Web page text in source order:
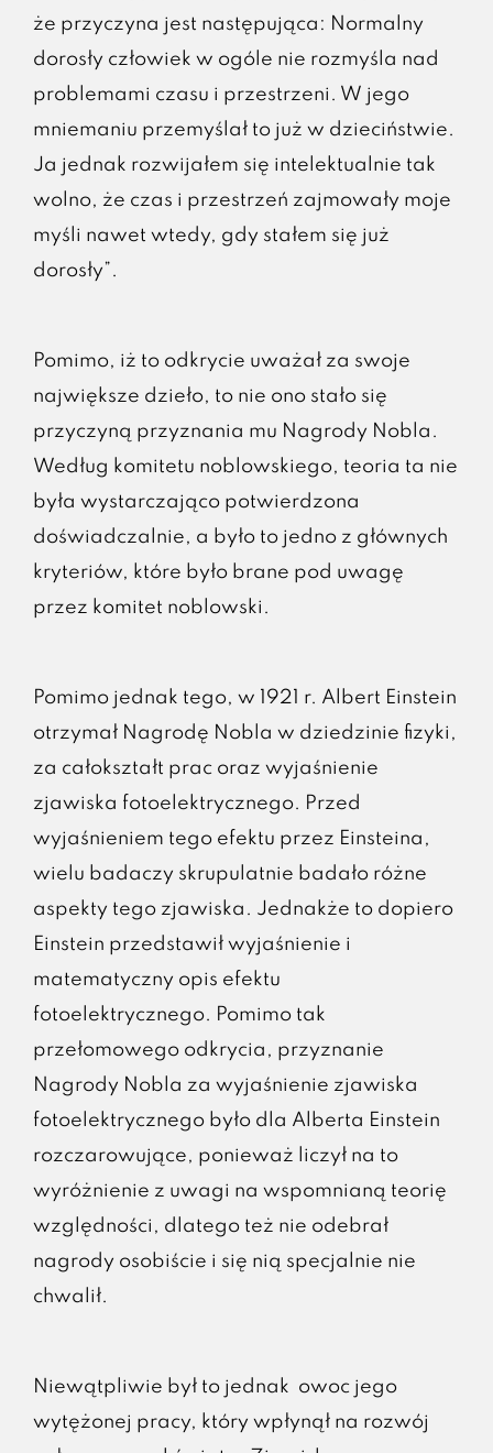
że przyczyna jest następująca: Normalny
dorosły człowiek w ogóle nie rozmyśla nad
problemami czasu i przestrzeni. W jego
mniemaniu przemyślał to już w dzieciństwie.
Ja jednak rozwijałem się intelektualnie tak
wolno, że czas i przestrzeń zajmowały moje
myśli nawet wtedy, gdy stałem się już
dorosły”.
Pomimo, iż to odkrycie uważał za swoje
największe dzieło, to nie ono stało się
przyczyną przyznania mu Nagrody Nobla.
Według komitetu noblowskiego, teoria ta nie
była wystarczająco potwierdzona
doświadczalnie, a było to jedno z głównych
kryteriów, które było brane pod uwagę
przez komitet noblowski.
Pomimo jednak tego, w 1921 r. Albert Einstein
otrzymał Nagrodę Nobla w dziedzinie fizyki,
za całokształt prac oraz wyjaśnienie
zjawiska fotoelektrycznego. Przed
wyjaśnieniem tego efektu przez Einsteina,
wielu badaczy skrupulatnie badało różne
aspekty tego zjawiska. Jednakże to dopiero
Einstein przedstawił wyjaśnienie i
matematyczny opis efektu
fotoelektrycznego. Pomimo tak
przełomowego odkrycia, przyznanie
Nagrody Nobla za wyjaśnienie zjawiska
fotoelektrycznego było dla Alberta Einstein
rozczarowujące, ponieważ liczył na to
wyróżnienie z uwagi na wspomnianą teorię
względności, dlatego też nie odebrał
nagrody osobiście i się nią specjalnie nie
chwalił.
Niewątpliwie był to jednak owoc jego
wytężonej pracy, który wpłynął na rozwój